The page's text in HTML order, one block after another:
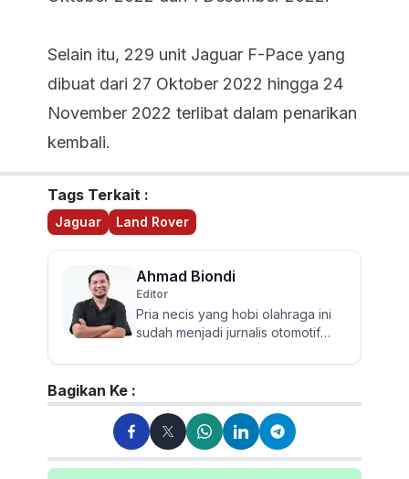
Selain itu, 229 unit Jaguar F-Pace yang
dibuat dari 27 Oktober 2022 hingga 24
November 2022 terlibat dalam penarikan
kembali.
Tags Terkait :
Jaguar Land Rover
Ahmad Biondi
Editor
Pria necis yang hobi olahraga ini
sudah menjadi jurnalis otomotif
menguji dan mereview banyak...
Bagikan Ke :